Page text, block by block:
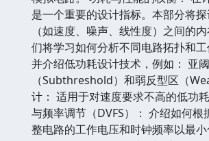
是一个重要的设计指标。本部分将
（如速度、噪声、线性度）之间的
们将学习如何分析不同电路拓扑和工
并介绍低功耗设计技术，例如： 亚
（Subthreshold）和弱反型区（
计： 适用于对速度要求不高的低功
与频率调节（DVFS）： 介绍如何根
整电路的工作电压和时钟频率以最